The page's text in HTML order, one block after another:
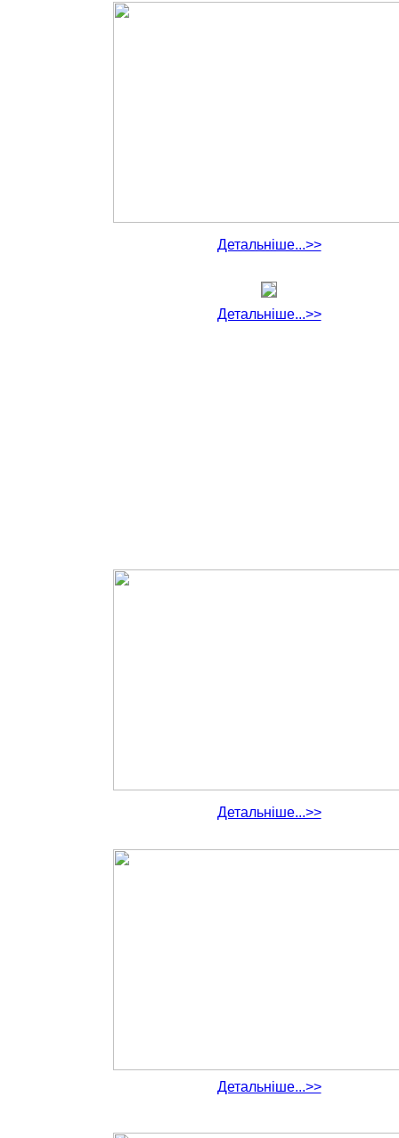
Детальніше...>>
Детальніше...>>
Детальніше...>>
Детальніше...>>